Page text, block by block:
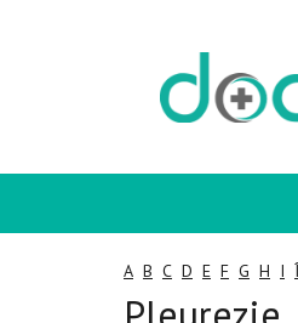
A B C D E F G H I Î